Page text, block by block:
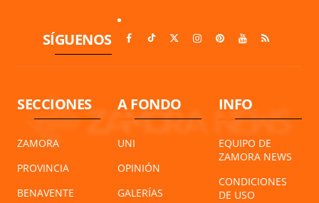
SÍGUENOS
SECCIONES
ZAMORA
PROVINCIA
BENAVENTE
A FONDO
UNI
OPINIÓN
GALERÍAS
INFO
EQUIPO DE
ZAMORA NEWS
CONDICIONES
DE USO